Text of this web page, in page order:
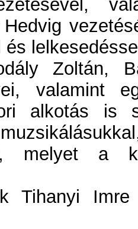
és
Zoltán,
valamint
alkotás is
melyet a
Tihanyi